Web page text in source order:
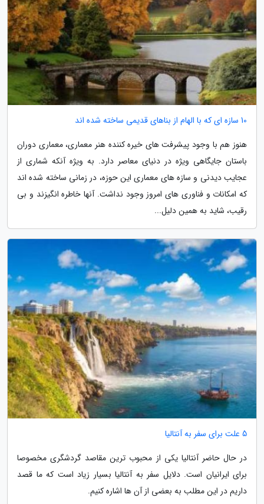
10 سازه ای که با الهام از بناهای قدیمی ساخته شده اند
هنوز هم با وجود پیشرفت های خیره کننده هنر معماری، معماری دوران
باستان جایگاهی ویژه در دنیای معاصر دارد. به ویژه آنکه شماری از
عجایب دیدنی و سازه های معماری این حوزه، در زمانی ساخته شده اند
که امکانات و فناوری های امروز وجود نداشت. آنها خاطره انگیزند و بی
رقیب، شاید به همین دلیل...
5 علت برای سفر به آنتالیا
در حال حاضر آنتالیا یکی از محبوب ترین مقاصد گردشگری مخصوصا
برای ایرانیان است. دلایل سفر به آنتالیا بسیار زیاد است که ما قصد
داریم در این مطلب به بعضی از آن ها اشاره کنیم.